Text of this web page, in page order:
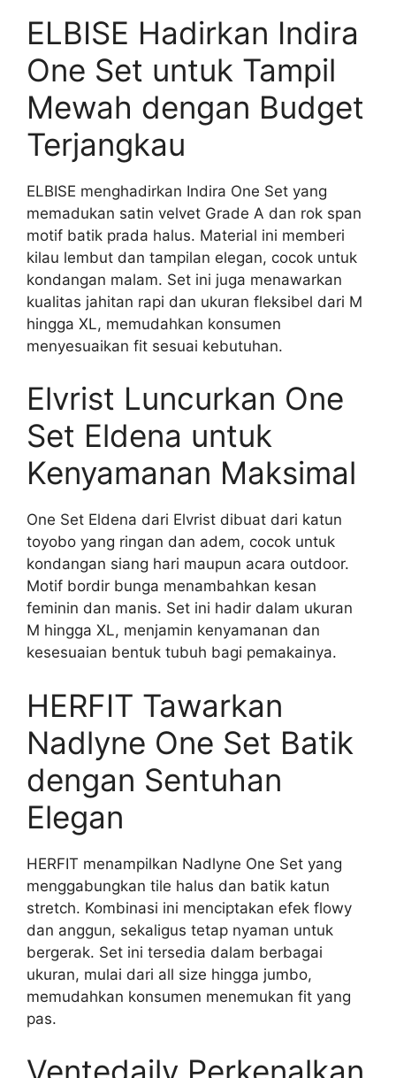
ELBISE Hadirkan Indira
One Set untuk Tampil
Mewah dengan Budget
Terjangkau
ELBISE menghadirkan Indira One Set yang
memadukan satin velvet Grade A dan rok span
motif batik prada halus. Material ini memberi
kilau lembut dan tampilan elegan, cocok untuk
kondangan malam. Set ini juga menawarkan
kualitas jahitan rapi dan ukuran fleksibel dari M
hingga XL, memudahkan konsumen
menyesuaikan fit sesuai kebutuhan.
Elvrist Luncurkan One
Set Eldena untuk
Kenyamanan Maksimal
One Set Eldena dari Elvrist dibuat dari katun
toyobo yang ringan dan adem, cocok untuk
kondangan siang hari maupun acara outdoor.
Motif bordir bunga menambahkan kesan
feminin dan manis. Set ini hadir dalam ukuran
M hingga XL, menjamin kenyamanan dan
kesesuaian bentuk tubuh bagi pemakainya.
HERFIT Tawarkan
Nadlyne One Set Batik
dengan Sentuhan
Elegan
HERFIT menampilkan Nadlyne One Set yang
menggabungkan tile halus dan batik katun
stretch. Kombinasi ini menciptakan efek flowy
dan anggun, sekaligus tetap nyaman untuk
bergerak. Set ini tersedia dalam berbagai
ukuran, mulai dari all size hingga jumbo,
memudahkan konsumen menemukan fit yang
pas.